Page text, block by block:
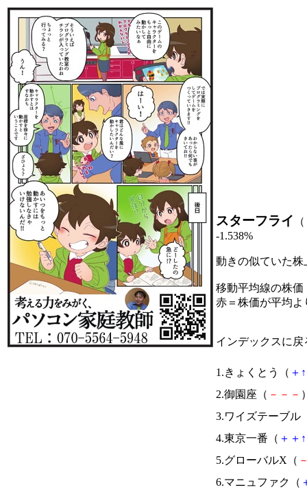
スターフライ （
-1.538%
動きの似ていた
移動平均線の株価
赤＝株価が平均
インデックスに戻
1.きょくとう（ ＋ ↑
2.御園座（ － － －
3.ワイズテーブル
4.東京一番（ ＋ ＋ ↑
5.グローバルX（
6.マニュファク（